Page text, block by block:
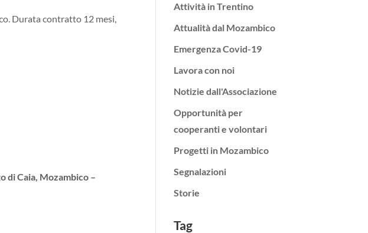
Durata contratto 12 mesi,
di Caia, Mozambico –
Attività in Trentino
Attualità dal Mozambico
Emergenza Covid-19
Lavora con noi
Notizie dall'Associazione
Opportunità per
cooperanti e volontari
Progetti in Mozambico
Segnalazioni
Storie
Tag